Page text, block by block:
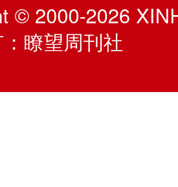
© 2000-2026
：瞭望周刊社